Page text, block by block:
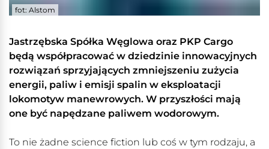
fot: Alstom
Jastrzębska Spółka Węglowa oraz PKP Cargo
będą współpracować w dziedzinie innowacyjnych
rozwiązań sprzyjających zmniejszeniu zużycia
energii, paliw i emisji spalin w eksploatacji
lokomotyw manewrowych. W przyszłości mają
one być napędzane paliwem wodorowym.
To nie żadne science fiction lub coś w tym rodzaju, a